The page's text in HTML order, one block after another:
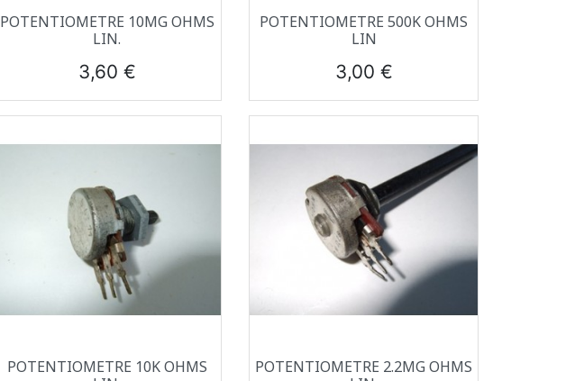
Aperçu rapide
POTENTIOMETRE 10MG OHMS
LIN.
Prix
3,60 €
Aperçu rapide
POTENTIOMETRE 500K OHMS
LIN
Prix
3,00 €
Aperçu rapide
POTENTIOMETRE 10K OHMS
Aperçu rapide
POTENTIOMETRE 2.2MG OHMS